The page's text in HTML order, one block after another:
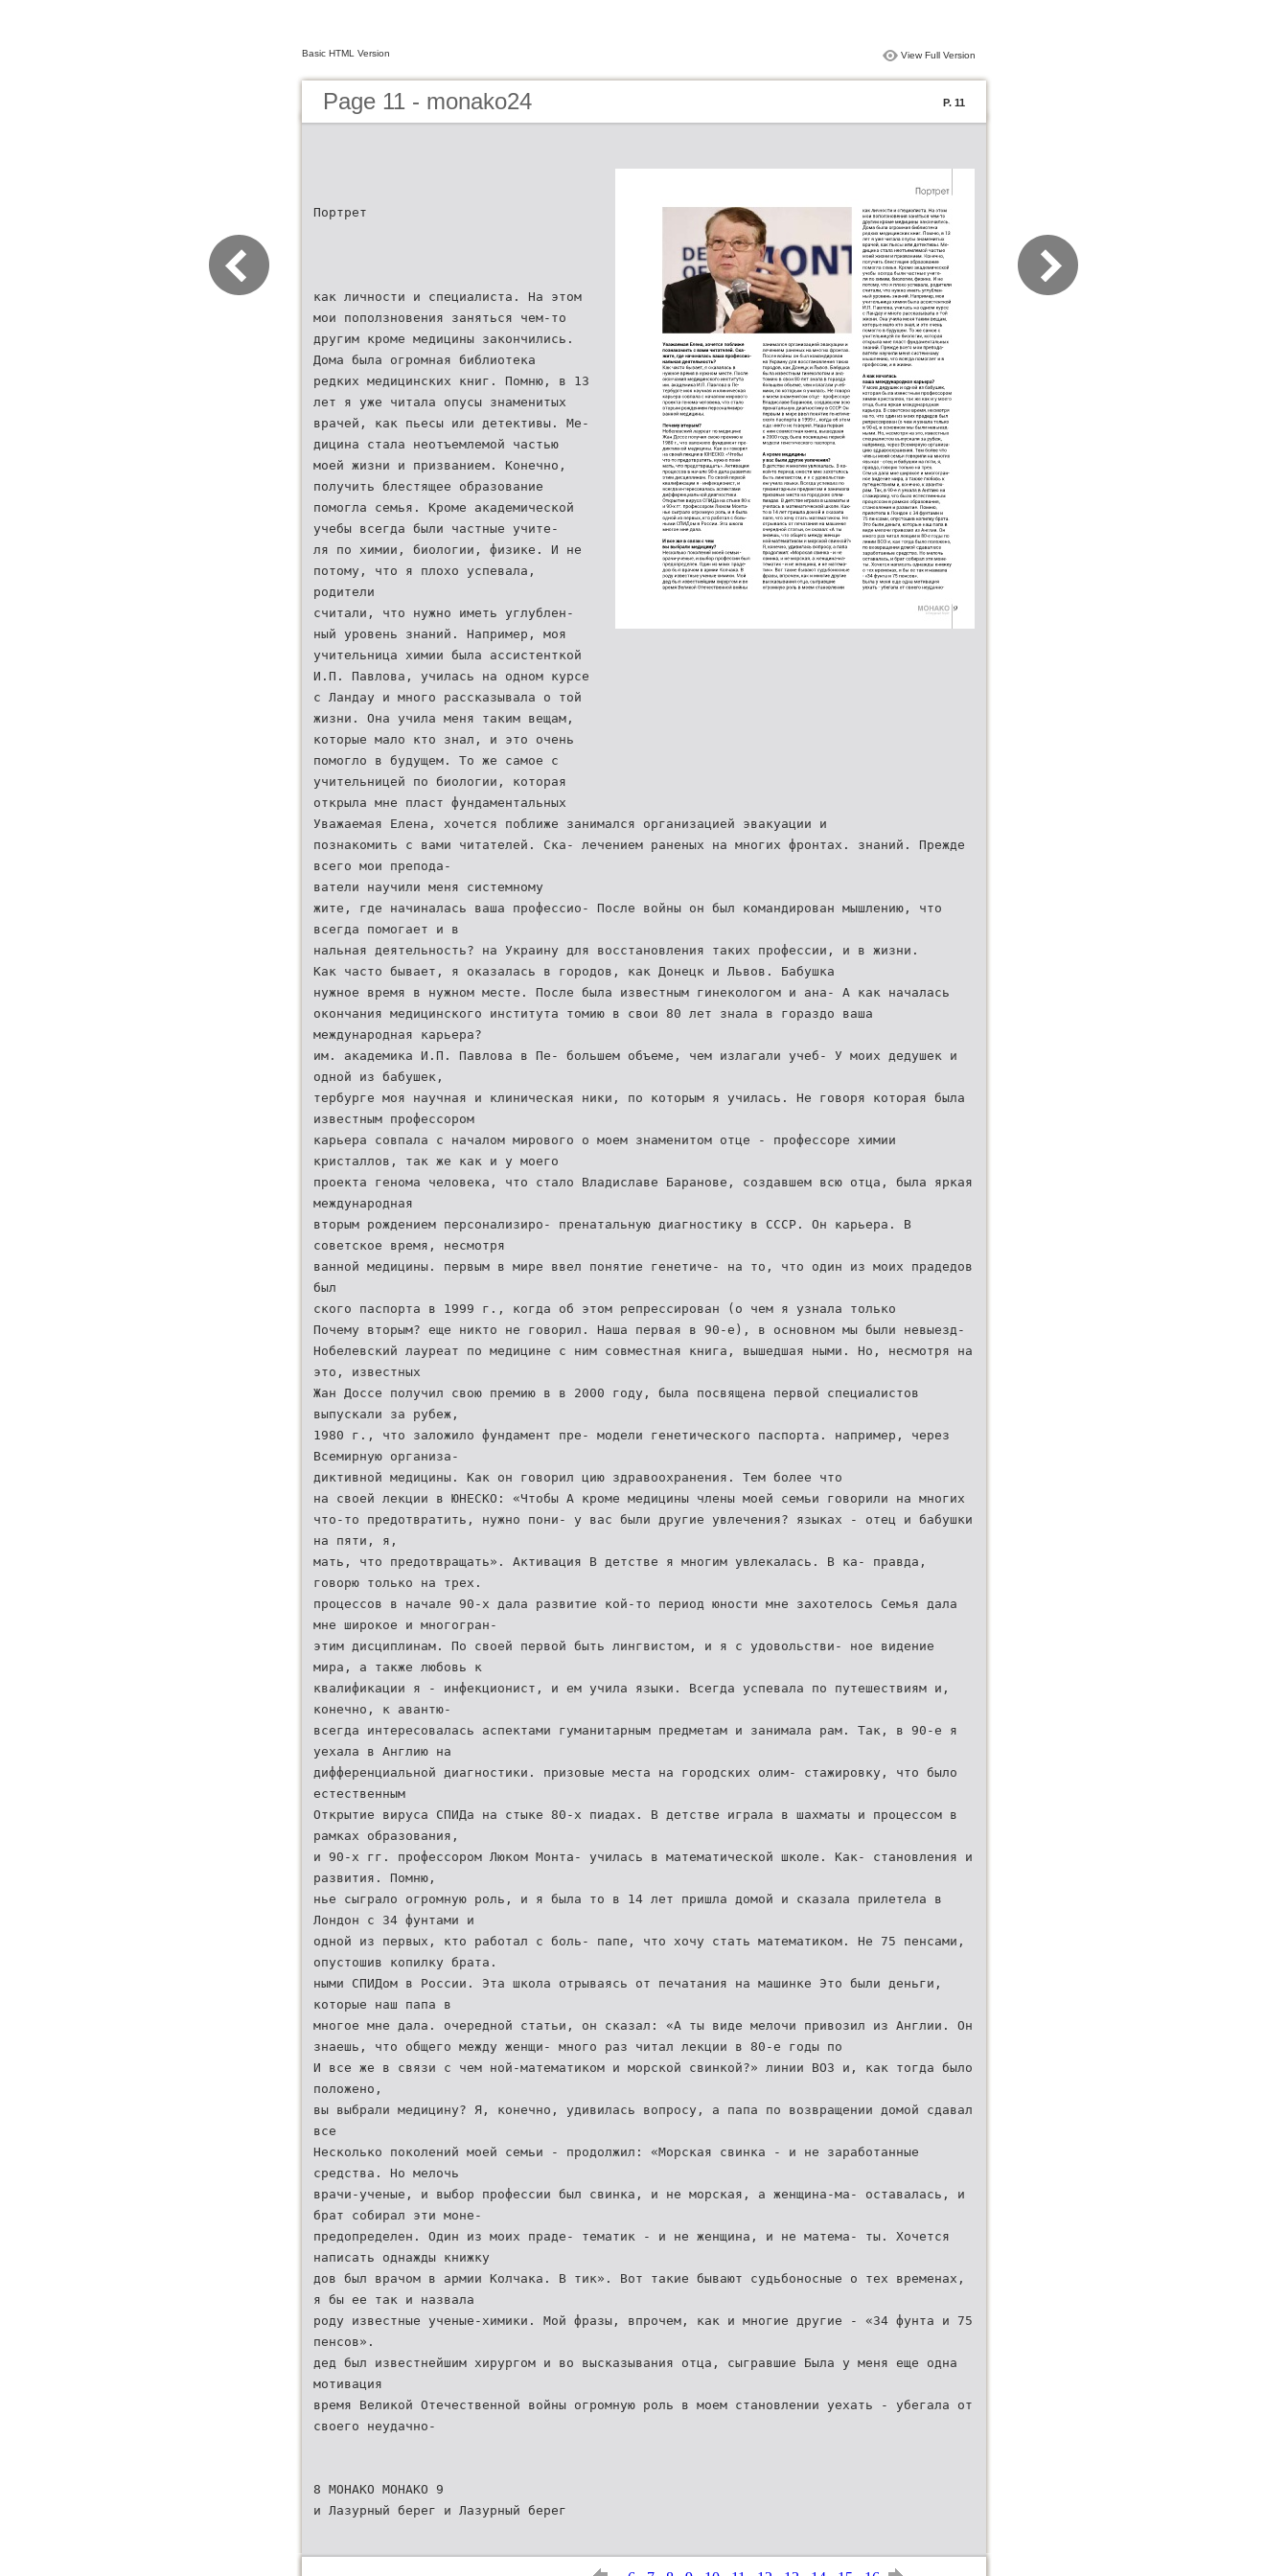
Basic HTML Version View Full Version
Page 11 - monako24 P. 11
Портрет
как личности и специалиста. На этом
мои поползновения заняться чем-то
другим кроме медицины закончились.
Дома была огромная библиотека
редких медицинских книг. Помню, в 13
лет я уже читала опусы знаменитых
врачей, как пьесы или детективы. Ме-
дицина стала неотъемлемой частью
моей жизни и призванием. Конечно,
получить блестящее образование
помогла семья. Кроме академической
учебы всегда были частные учите-
ля по химии, биологии, физике. И не
потому, что я плохо успевала,
родители
считали, что нужно иметь углублен-
ный уровень знаний. Например, моя
учительница химии была ассистенткой
И.П. Павлова, училась на одном курсе
с Ландау и много рассказывала о той
жизни. Она учила меня таким вещам,
которые мало кто знал, и это очень
помогло в будущем. То же самое с
учительницей по биологии, которая
открыла мне пласт фундаментальных
Уважаемая Елена, хочется поближе занимался организацией эвакуации и
познакомить с вами читателей. Ска- лечением раненых на многих фронтах. знаний. Прежде
всего мои препода-
ватели научили меня системному
жите, где начиналась ваша профессио- После войны он был командирован мышлению, что
всегда помогает и в
нальная деятельность? на Украину для восстановления таких профессии, и в жизни.
Как часто бывает, я оказалась в городов, как Донецк и Львов. Бабушка
нужное время в нужном месте. После была известным гинекологом и ана- А как началась
окончания медицинского института томию в свои 80 лет знала в гораздо ваша
международная карьера?
им. академика И.П. Павлова в Пе- большем объеме, чем излагали учеб- У моих дедушек и
одной из бабушек,
тербурге моя научная и клиническая ники, по которым я училась. Не говоря которая была
известным профессором
карьера совпала с началом мирового о моем знаменитом отце - профессоре химии
кристаллов, так же как и у моего
проекта генома человека, что стало Владиславе Баранове, создавшем всю отца, была яркая
международная
вторым рождением персонализиро- пренатальную диагностику в СССР. Он карьера. В
советское время, несмотря
ванной медицины. первым в мире ввел понятие генетиче- на то, что один из моих прадедов
был
ского паспорта в 1999 г., когда об этом репрессирован (о чем я узнала только
Почему вторым? еще никто не говорил. Наша первая в 90-е), в основном мы были невыезд-
Нобелевский лауреат по медицине с ним совместная книга, вышедшая ными. Но, несмотря на
это, известных
Жан Доссе получил свою премию в в 2000 году, была посвящена первой специалистов
выпускали за рубеж,
1980 г., что заложило фундамент пре- модели генетического паспорта. например, через
Всемирную организа-
диктивной медицины. Как он говорил цию здравоохранения. Тем более что
на своей лекции в ЮНЕСКО: «Чтобы А кроме медицины члены моей семьи говорили на многих
что-то предотвратить, нужно пони- у вас были другие увлечения? языках - отец и бабушки
на пяти, я,
мать, что предотвращать». Активация В детстве я многим увлекалась. В ка- правда,
говорю только на трех.
процессов в начале 90-х дала развитие кой-то период юности мне захотелось Семья дала
мне широкое и многогран-
этим дисциплинам. По своей первой быть лингвистом, и я с удовольстви- ное видение
мира, а также любовь к
квалификации я - инфекционист, и ем учила языки. Всегда успевала по путешествиям и,
конечно, к авантю-
всегда интересовалась аспектами гуманитарным предметам и занимала рам. Так, в 90-е я
уехала в Англию на
дифференциальной диагностики. призовые места на городских олим- стажировку, что было
естественным
Открытие вируса СПИДа на стыке 80-х пиадах. В детстве играла в шахматы и процессом в
рамках образования,
и 90-х гг. профессором Люком Монта- училась в математической школе. Как- становления и
развития. Помню,
нье сыграло огромную роль, и я была то в 14 лет пришла домой и сказала прилетела в
Лондон с 34 фунтами и
одной из первых, кто работал с боль- папе, что хочу стать математиком. Не 75 пенсами,
опустошив копилку брата.
ными СПИДом в России. Эта школа отрываясь от печатания на машинке Это были деньги,
которые наш папа в
многое мне дала. очередной статьи, он сказал: «А ты виде мелочи привозил из Англии. Он
знаешь, что общего между женщи- много раз читал лекции в 80-е годы по
И все же в связи с чем ной-математиком и морской свинкой?» линии ВОЗ и, как тогда было
положено,
вы выбрали медицину? Я, конечно, удивилась вопросу, а папа по возвращении домой сдавал
все
Несколько поколений моей семьи - продолжил: «Морская свинка - и не заработанные
средства. Но мелочь
врачи-ученые, и выбор профессии был свинка, и не морская, а женщина-ма- оставалась, и
брат собирал эти моне-
предопределен. Один из моих праде- тематик - и не женщина, и не матема- ты. Хочется
написать однажды книжку
дов был врачом в армии Колчака. В тик». Вот такие бывают судьбоносные о тех временах,
я бы ее так и назвала
роду известные ученые-химики. Мой фразы, впрочем, как и многие другие - «34 фунта и 75
пенсов».
дед был известнейшим хирургом и во высказывания отца, сыгравшие Была у меня еще одна
мотивация
время Великой Отечественной войны огромную роль в моем становлении уехать - убегала от
своего неудачно-
8 МОНАКО МОНАКО 9
и Лазурный берег и Лазурный берег